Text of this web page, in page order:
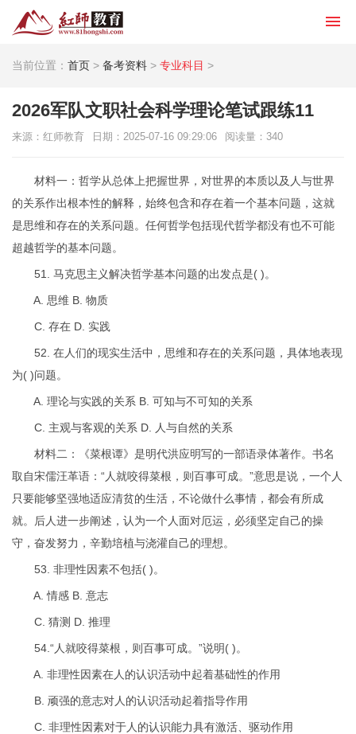
当前位置： 首页 > 备考资料 > 专业科目 >
2026军队文职社会科学理论笔试跟练11
来源：红师教育 日期：2025-07-16 09:29:06 阅读量： 340
材料一：哲学从总体上把握世界，对世界的本质以及人与世界
的关系作出根本性的解释，始终包含和存在着一个基本问题，这就
是思维和存在的关系问题。任何哲学包括现代哲学都没有也不可能
超越哲学的基本问题。
51. 马克思主义解决哲学基本问题的出发点是( )。
A. 思维 B. 物质
C. 存在 D. 实践
52. 在人们的现实生活中，思维和存在的关系问题，具体地表现
为( )问题。
A. 理论与实践的关系 B. 可知与不可知的关系
C. 主观与客观的关系 D. 人与自然的关系
材料二：《菜根谭》是明代洪应明写的一部语录体著作。书名
取自宋儒汪革语：“人就咬得菜根，则百事可成。”意思是说，一个人
只要能够坚强地适应清贫的生活，不论做什么事情，都会有所成
就。后人进一步阐述，认为一个人面对厄运，必须坚定自己的操
守，奋发努力，辛勤培植与浇灌自己的理想。
53. 非理性因素不包括( )。
A. 情感 B. 意志
C. 猜测 D. 推理
54.“人就咬得菜根，则百事可成。”说明( )。
A. 非理性因素在人的认识活动中起着基础性的作用
B. 顽强的意志对人的认识活动起着指导作用
C. 非理性因素对于人的认识能力具有激活、驱动作用